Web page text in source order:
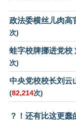
政法委横丝儿肉高
次)
蛙字校牌挪进党校
次)
中央党校校长刘云
(82,214次)
？！还有比这更蠢